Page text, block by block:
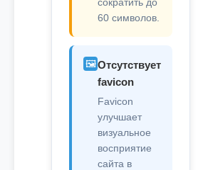
60 символов.
🖼️Отсутствует
favicon
Favicon
улучшает
визуальное
восприятие
сайта в